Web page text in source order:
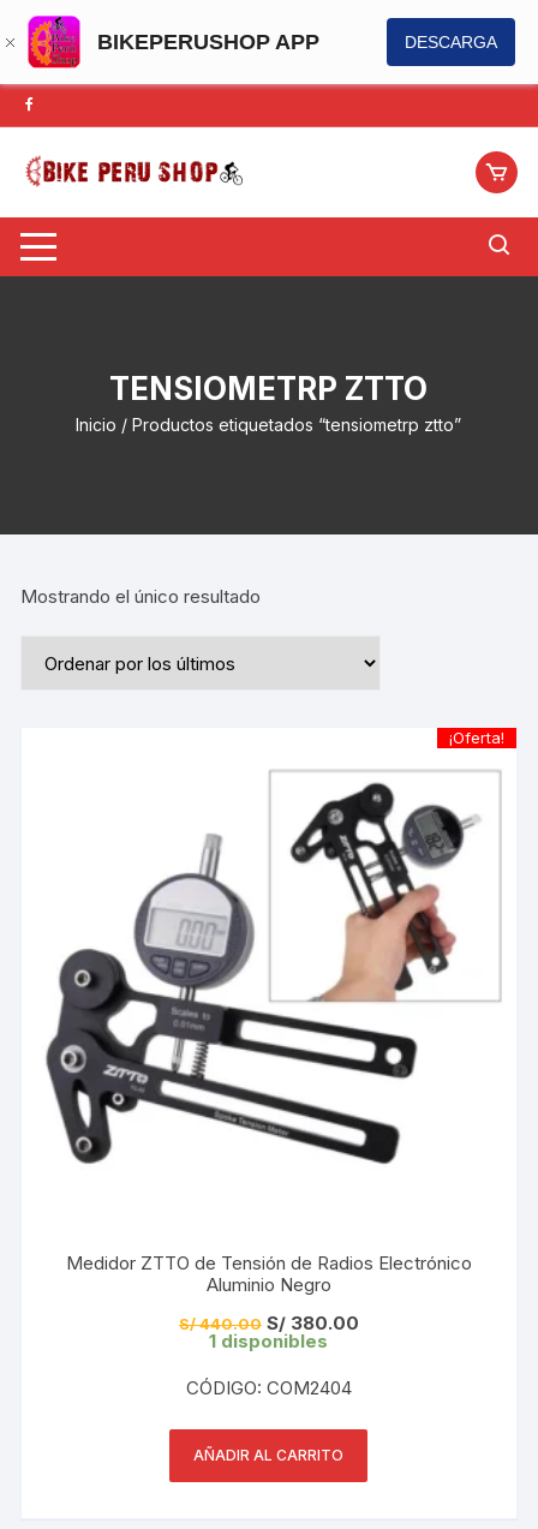
BIKEPERUSHOP APP DESCARGA
Saltar
al
contenido
TENSIOMETRP ZTTO
Inicio / Productos etiquetados “tensiometrp ztto”
Mostrando el único resultado
¡Oferta!
Medidor ZTTO de Tensión de Radios Electrónico
Aluminio Negro
S/440.00 El
precio
S/ 440.00.
S/380.00El
1 disponibles
CÓDIGO: COM2404
AÑADIR AL CARRITO